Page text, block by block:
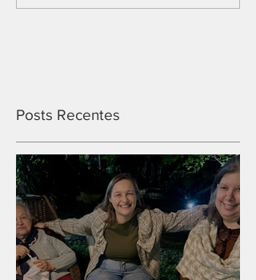
Posts Recentes